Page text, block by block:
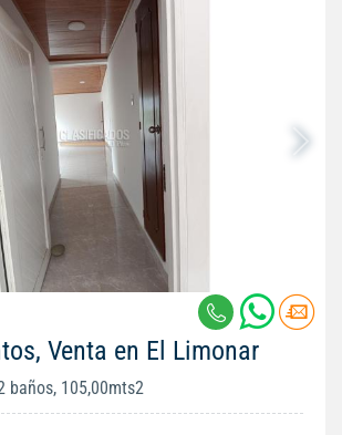
Venta en El Limonar
baños, 105,00mts2